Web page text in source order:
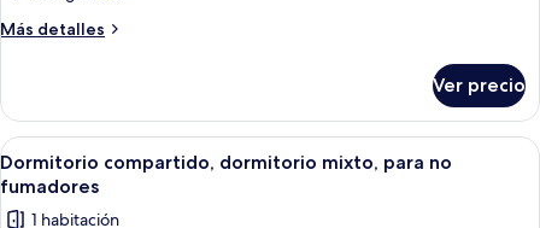
solo
para
no
fumadores
Más detalles
Más
compartido,
solo
para
hombres,
no
Ver precio
Abrir
todas
las
Habitación con literas, paredes de
2
Dormitorio compartido, dormitorio mixto, para no
fumadores
1 habitación